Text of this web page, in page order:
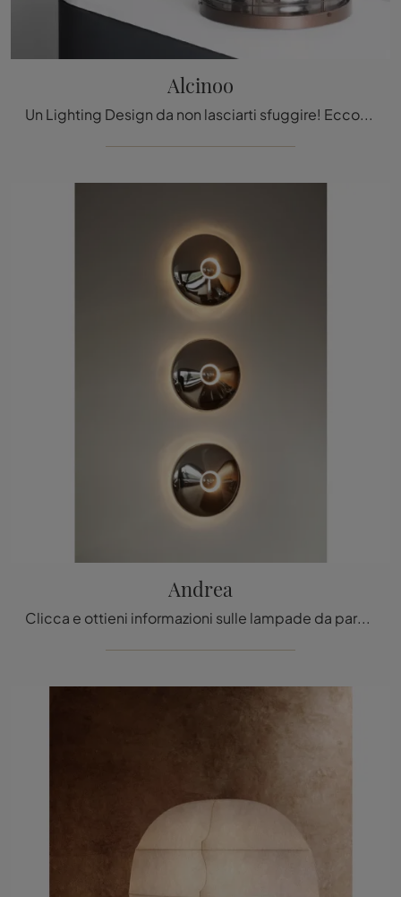
Alcinoo
Un Lighting Design da non lasciarti sfuggire! Eccoti la lampada da tavolo Alcinoo di Artemide.
Andrea
Clicca e ottieni informazioni sulle lampade da parete di Tacchini: il modello Andrea in metallo ti sta aspettando!